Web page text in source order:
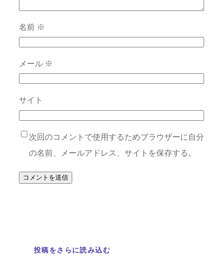
名前 ※
メール ※
サイト
次回のコメントで使用するためブラウザーに自分
の名前、メールアドレス、サイトを保存する。
投稿をさらに読み込む